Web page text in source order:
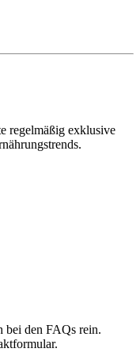
regelmäßig exklusive
bei den FAQs rein.